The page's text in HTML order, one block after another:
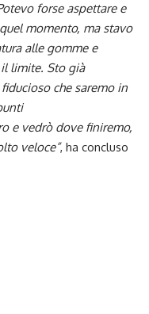
forse aspettare e
momento, ma stavo
alle gomme e
limite. Sto già
che saremo in
e vedrò dove finiremo,
veloce”, ha concluso